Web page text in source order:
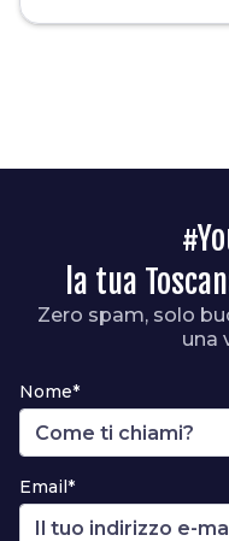
la tua
Zero spam, solo
una
Nome*
Email*